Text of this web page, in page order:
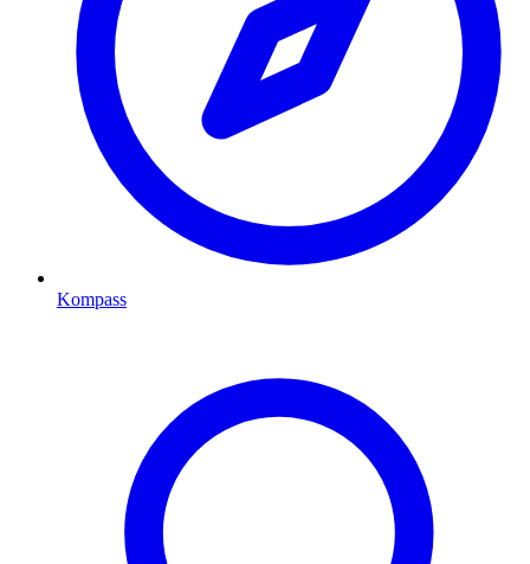
Kompass